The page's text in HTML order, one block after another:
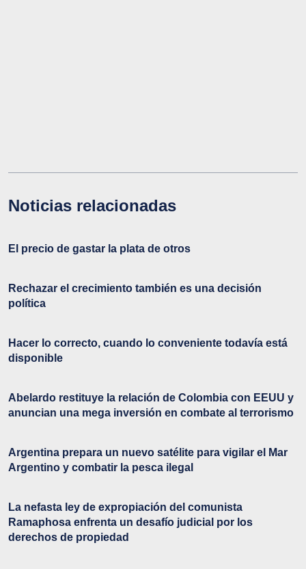
Noticias relacionadas
El precio de gastar la plata de otros
Rechazar el crecimiento también es una decisión
política
Hacer lo correcto, cuando lo conveniente todavía está
disponible
Abelardo restituye la relación de Colombia con EEUU y
anuncian una mega inversión en combate al terrorismo
Argentina prepara un nuevo satélite para vigilar el Mar
Argentino y combatir la pesca ilegal
La nefasta ley de expropiación del comunista
Ramaphosa enfrenta un desafío judicial por los
derechos de propiedad